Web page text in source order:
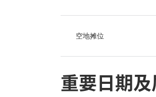
空地摊位
重要日期